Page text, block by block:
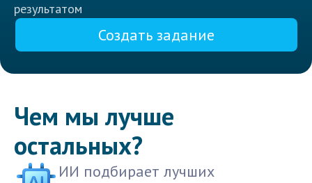
результатом
Создать задание
Чем мы лучше
остальных?
ИИ подбирает лучших